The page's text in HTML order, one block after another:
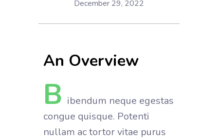
December 29, 2022
An Overview
B ibendum neque egestas
congue quisque. Potenti
nullam ac tortor vitae purus